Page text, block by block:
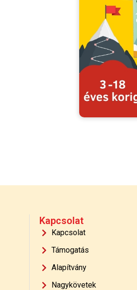
Kapcsolat
Kapcsolat
Támogatás
Alapítvány
Nagykövetek